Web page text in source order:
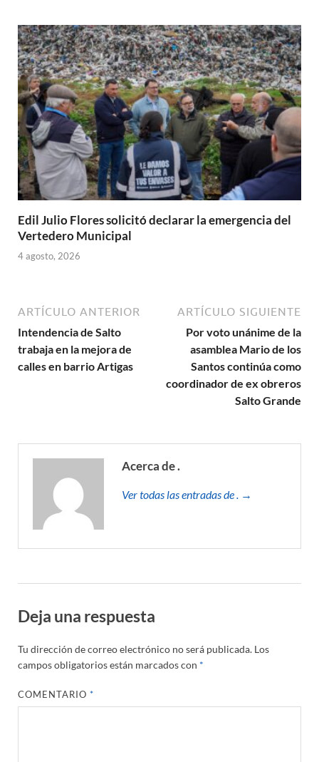
Edil Julio Flores solicitó declarar la emergencia del
Vertedero Municipal
4 agosto, 2026
ARTÍCULO ANTERIOR
Intendencia de Salto
trabaja en la mejora de
calles en barrio Artigas
ARTÍCULO SIGUIENTE
Por voto unánime de la
asamblea Mario de los
Santos continúa como
coordinador de ex obreros
Salto Grande
Acerca de .
Ver todas las entradas de . →
Deja una respuesta
Tu dirección de correo electrónico no será publicada. Los
campos obligatorios están marcados con *
COMENTARIO*